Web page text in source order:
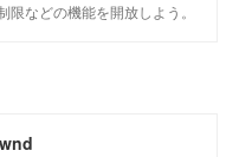
限などの機能を開放しよう。